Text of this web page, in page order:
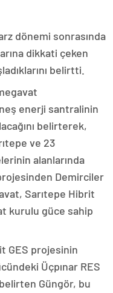
dönemi sonrasında
dikkati çeken
belirtti.
enerji santralinin
belirterek,
ve 23
alanlarında
Demirciler
Sarıtepe Hibrit
kurulu güce sahip
GES projesinin
Üçpınar RES
Güngör, bu